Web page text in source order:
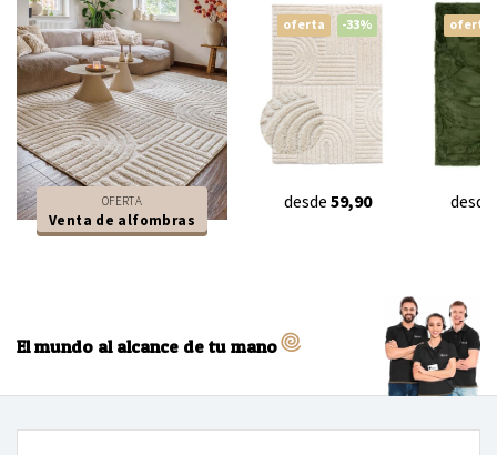
OFERTA
Venta de alfombras
oferta -33%
desde 59,90
oferta
desde
El mundo al alcance de tu mano